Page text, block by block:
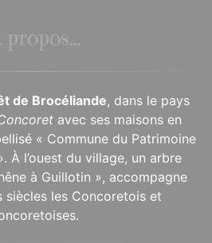
propos...
de Brocéliande, dans le pays
avec ses maisons en
« Commune du Patrimoine
À l’ouest du village, un arbre
à Guillotin », accompagne
siècles les Concoretois et